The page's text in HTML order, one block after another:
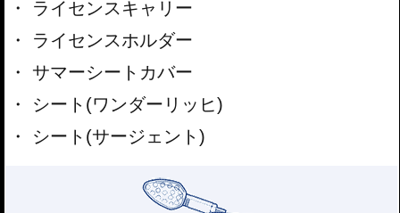
ライセンスキャリー
ライセンスホルダー
サマーシートカバー
シート(ワンダーリッヒ)
シート(サージェント)